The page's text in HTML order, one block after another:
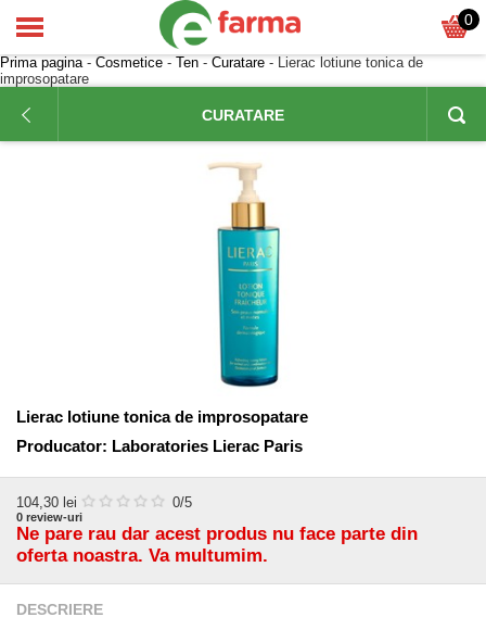
0
Prima pagina- Cosmetice - Ten - Curatare - Lierac lotiune tonica de
improsopatare
CURATARE
Lierac lotiune tonica de improsopatare
Producator: Laboratories Lierac Paris
104,30 lei 0/5
0 review-uri
Ne pare rau dar acest produs nu face parte din
oferta noastra. Va multumim.
DESCRIERE